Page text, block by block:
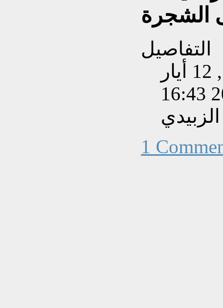
التفاصيل
تم إنشاءه بتاريخ الخميس, 12 أيار
1